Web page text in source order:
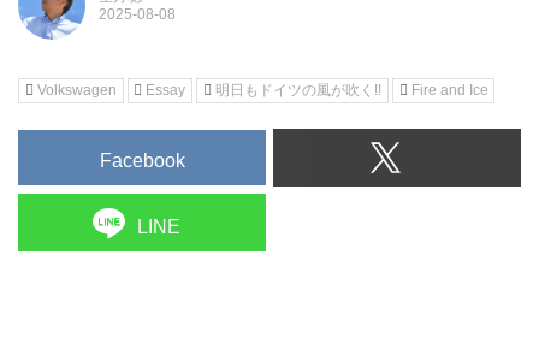
Volkswagen Essay 明日もドイツの風が吹く!! Fire and Ice
Facebook
LINE